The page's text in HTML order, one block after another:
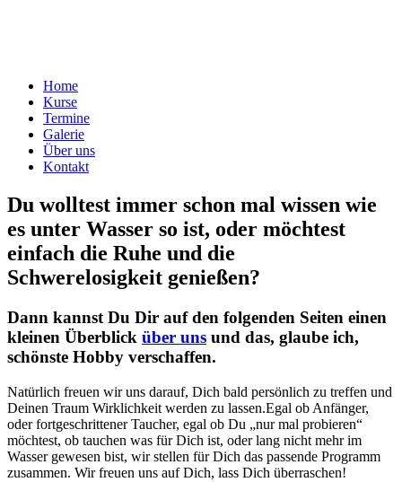
Home
Kurse
Termine
Galerie
Über uns
Kontakt
Du wolltest immer schon mal wissen wie
es unter Wasser so ist, oder möchtest
einfach die Ruhe und die
Schwerelosigkeit genießen?
Dann kannst Du Dir auf den folgenden Seiten einen
kleinen Überblick über uns und das, glaube ich,
schönste Hobby verschaffen.
Natürlich freuen wir uns darauf, Dich bald persönlich zu treffen und
Deinen Traum Wirklichkeit werden zu lassen.Egal ob Anfänger,
oder fortgeschrittener Taucher, egal ob Du „nur mal probieren“
möchtest, ob tauchen was für Dich ist, oder lang nicht mehr im
Wasser gewesen bist, wir stellen für Dich das passende Programm
zusammen. Wir freuen uns auf Dich, lass Dich überraschen!